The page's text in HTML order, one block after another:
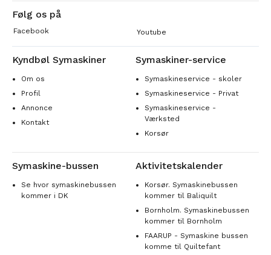
Følg os på
Facebook Youtube
Kyndbøl Symaskiner
Om os
Profil
Annonce
Kontakt
Symaskiner-service
Symaskineservice - skoler
Symaskineservice - Privat
Symaskineservice -
Værksted
Korsør
Symaskine-bussen
Se hvor symaskinebussen
kommer i DK
Aktivitetskalender
Korsør. Symaskinebussen
kommer til Baliquilt
Bornholm. Symaskinebussen
kommer til Bornholm
FAARUP - Symaskine bussen
komme til Quiltefant